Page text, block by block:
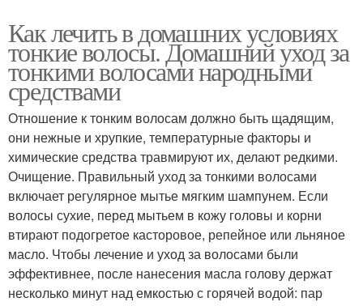
Как лечить в домашних условиях
тонкие волосы. Домашний уход за
тонкими волосами народными
средствами
Отношение к тонким волосам должно быть щадящим,
они нежные и хрупкие, температурные факторы и
химические средства травмируют их, делают редкими.
Очищение. Правильный уход за тонкими волосами
включает регулярное мытье мягким шампунем. Если
волосы сухие, перед мытьем в кожу головы и корни
втирают подогретое касторовое, репейное или льняное
масло. Чтобы лечение и уход за волосами были
эффективнее, после нанесения масла голову держат
несколько минут над емкостью с горячей водой: пар